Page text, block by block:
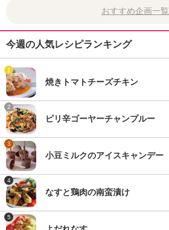
おすすめ企画一覧
今週の人気レシピランキング
1
焼きトマトチーズチキン
2
ピリ辛ゴーヤーチャンプルー
3
小豆ミルクのアイスキャンデー
4
なすと鶏肉の南蛮漬け
5